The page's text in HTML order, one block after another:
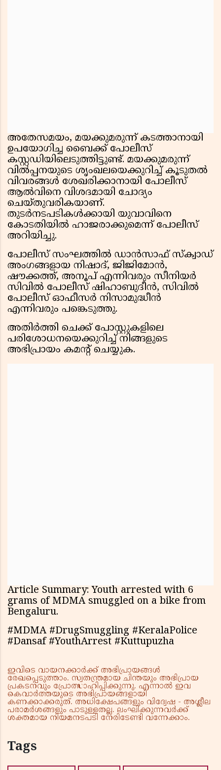
അതേസമയം, മയക്കുമരുന്ന് കടത്താനായി
ഉപയോഗിച്ച ബൈക്ക് പോലീസ്
കസ്റ്റഡിയിലെടുത്തിട്ടുണ്ട്. മയക്കുമരുന്ന്
വിൽപ്പനയുടെ ശൃംഖലയെക്കുറിച്ച് കൂടുതൽ
വിവരങ്ങൾ ശേഖരിക്കാനായി പോലീസ്
ആൽവിനെ വിശദമായി ചോദ്യം
ചെയ്തുവരികയാണ്.
തുടർനടപടികൾക്കായി യുവാവിനെ
കോടതിയിൽ ഹാജരാക്കുമെന്ന് പോലീസ്
അറിയിച്ചു.
പോലീസ് സംഘത്തിൽ ഡാൻസാഫ് സ്ക്വാഡ്
അംഗങ്ങളായ നിഷാദ്, ജിജിമോൻ,
ഷൗക്കത്ത്, അനൂപ് എന്നിവരും സീനിയർ
സിവിൽ പോലീസ് ഷിഹാബുദീൻ, സിവിൽ
പോലീസ് ഓഫീസർ നിസാമുദ്ധീൻ
എന്നിവരും പങ്കെടുത്തു.
അതിർത്തി ചെക്ക് പോസ്റ്റുകളിലെ
പരിശോധനയെക്കുറിച്ച് നിങ്ങളുടെ
അഭിപ്രായം കമൻ്റ് ചെയ്യുക.
Article Summary: Youth arrested with 6
grams of MDMA smuggled on a bike from
Bengaluru.
#MDMA #DrugSmuggling #KeralaPolice
#Dansaf #YouthArrest #Kuttupuzha
ഇവിടെ വായനക്കാർക്ക് അഭിപ്രായങ്ങൾ
രേഖപ്പെടുത്താം. സ്വതന്ത്രമായ ചിന്തയും അഭിപ്രായ
പ്രകടനവും പ്രോത്സാഹിപ്പിക്കുന്നു. എന്നാൽ ഇവ
കെവാർത്തയുടെ അഭിപ്രായങ്ങളായി
കണക്കാക്കരുത്. അധിക്ഷേപങ്ങളും വിദ്വേഷ - അശ്ലീല
പരാമർശങ്ങളും പാടുള്ളതല്ല. ലംഘിക്കുന്നവർക്ക്
ശക്തമായ നിയമനടപടി നേരിടേണ്ടി വന്നേക്കാം.
Tags